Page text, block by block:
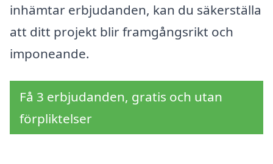
inhämtar erbjudanden, kan du säkerställa
att ditt projekt blir framgångsrikt och
imponeande.
Få 3 erbjudanden, gratis och utan
förpliktelser